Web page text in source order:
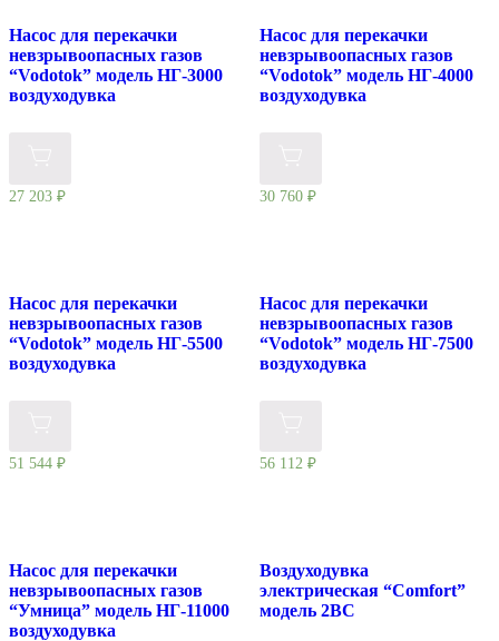
Насос для перекачки
невзрывоопасных газов
“Vodotok” модель НГ-3000
воздуходувка
27 203 ₽
Насос для перекачки
невзрывоопасных газов
“Vodotok” модель НГ-4000
воздуходувка
30 760 ₽
Насос для перекачки
невзрывоопасных газов
“Vodotok” модель НГ-5500
воздуходувка
51 544 ₽
Насос для перекачки
невзрывоопасных газов
“Vodotok” модель НГ-7500
воздуходувка
56 112 ₽
Насос для перекачки
невзрывоопасных газов
“Умница” модель НГ-11000
воздуходувка
Воздуходувка
электрическая “Comfort”
модель 2BC